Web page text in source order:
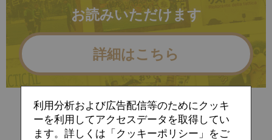
お読みいただけます
詳細はこちら
すでに会員の方（ログイン）
利用分析および広告配信等のためにクッキ
ーを利用してアクセスデータを取得してい
ます。詳しくは「クッキーポリシー」をご